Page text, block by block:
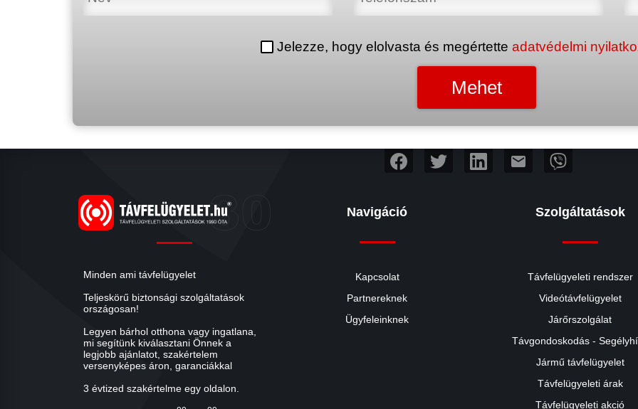
Jelezze, hogy elolvasta és megértette adatvédelmi
mail
Minden ami távfelügyelet
Teljeskörű biztonsági szolgáltatások
országosan!
Legyen bárhol otthona vagy ingatlana,
mi segítünk kiválasztani Önnek a
legjobb ajánlatot, szakértelem
versenyképes áron, garanciákkal
3 évtized szakértelme egy oldalon.
Navigáció
Kapcsolat
Partnereknek
Ügyfeleinknek
Szolgáltatások
Távfelügyeleti rendszer
Videótávfelügyelet
Járőrszolgálat
Távgondoskodás -
Jármű távfelügyelet
Távfelügyeleti árak
Távfelügyeleti akció